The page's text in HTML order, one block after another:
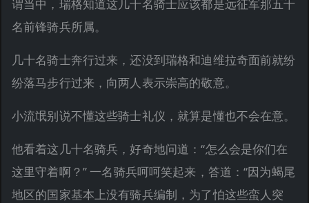
谓当中，瑞格知道这几十名骑士应该都是远征军那五千
名前锋骑兵所属。
几十名骑士奔行过来，还没到瑞格和迪维拉奇面前就纷
纷落马步行过来，向两人表示崇高的敬意。
小流氓别说不懂这些骑士礼仪，就算是懂也不会在意。
他看着这几十名骑兵，好奇地问道：“怎么会是你们在
这里守着啊？” 一名骑兵呵呵笑起来，答道：“因为蝎尾
地区的国家基本上没有骑兵编制，为了怕这些蛮人突